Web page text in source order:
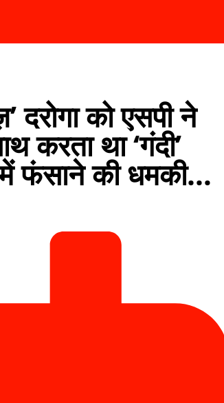
को एसपी ने
करता था ‘गंदी’
फंसाने की धमकी…